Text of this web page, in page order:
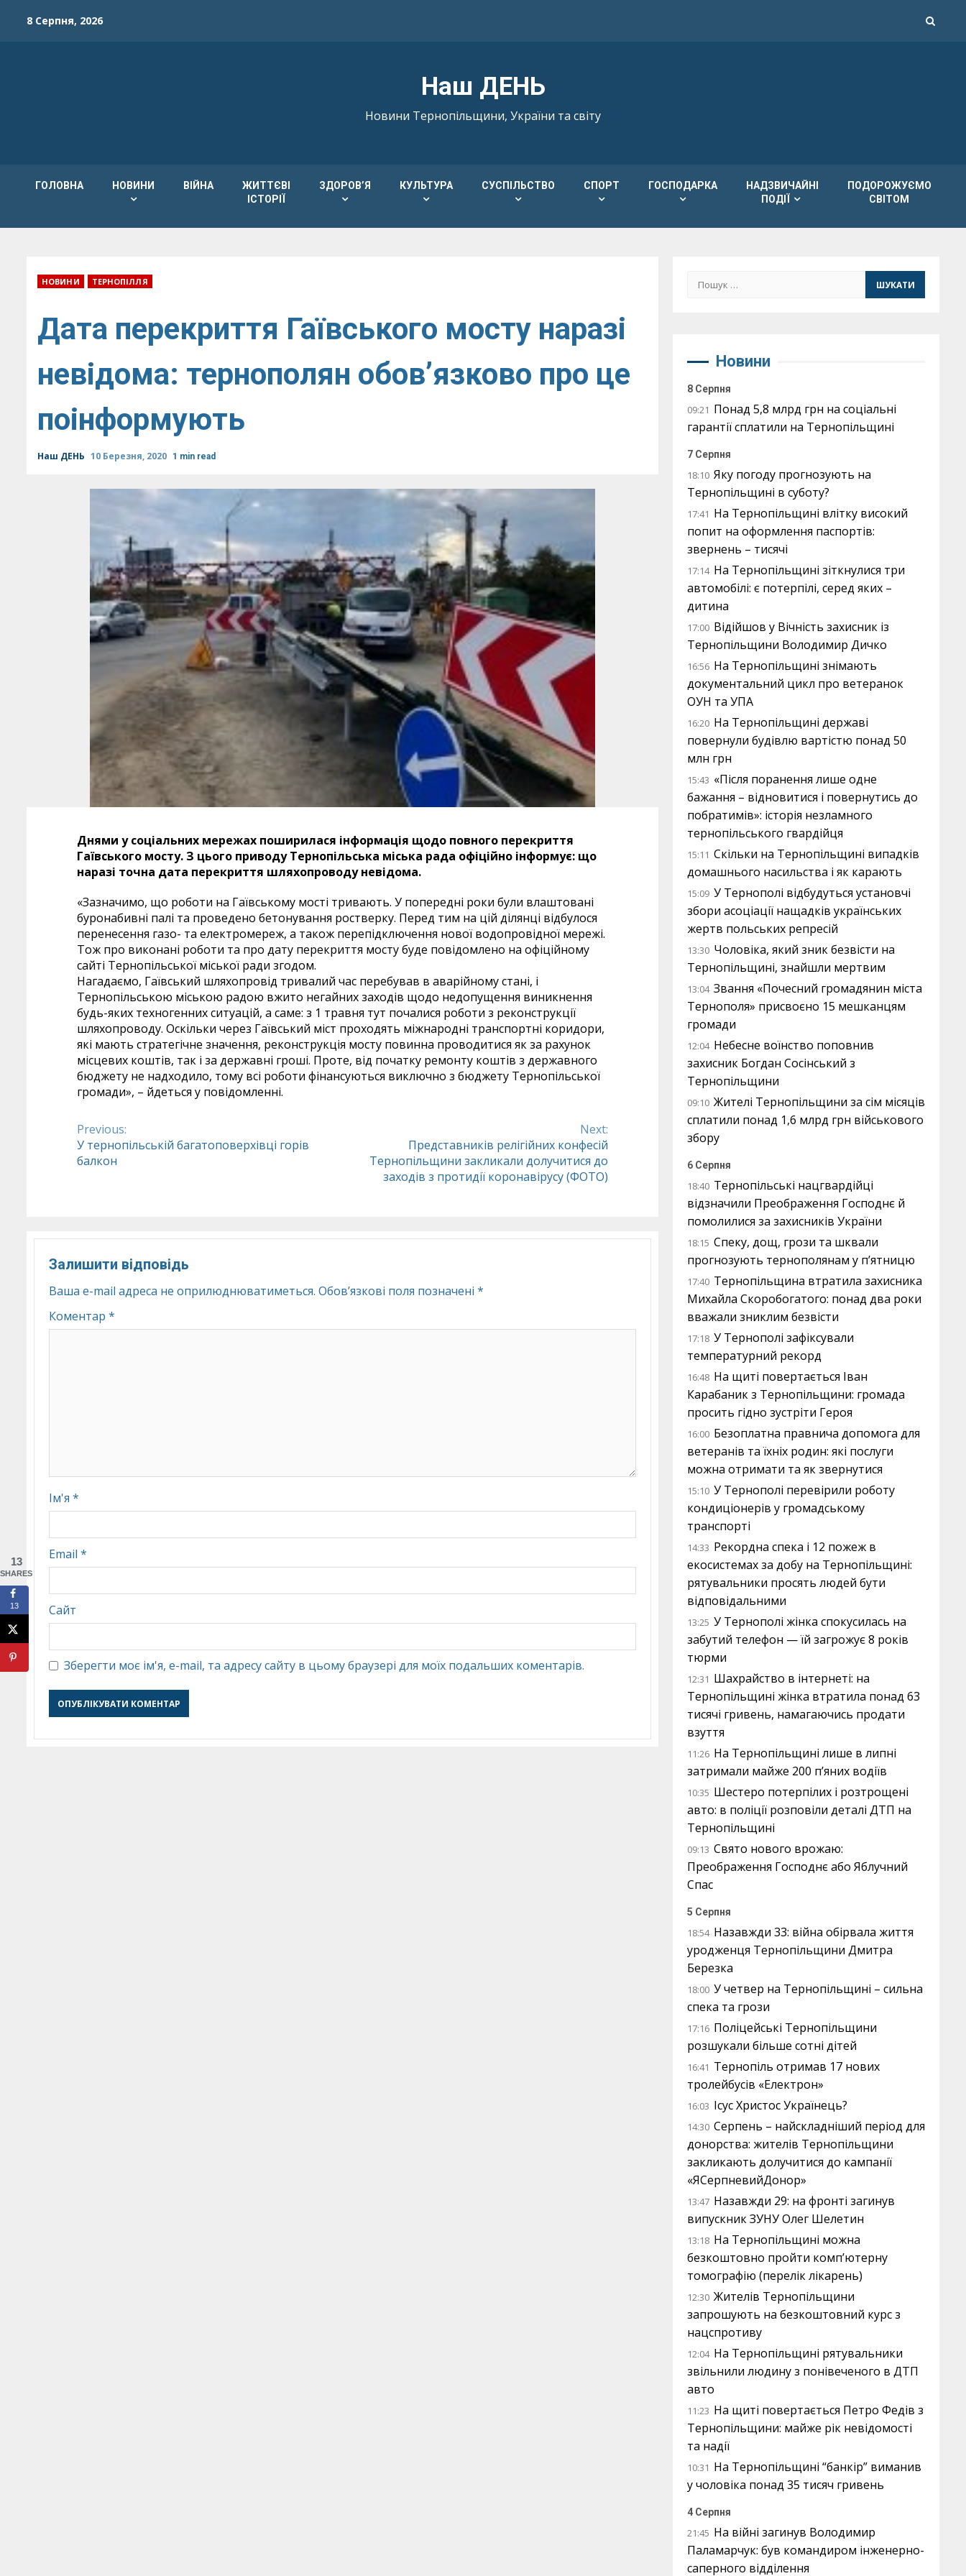
8 Серпня, 2026
Наш ДЕНЬ
Новини Тернопільщини, України та світу
ГОЛОВНА НОВИНИ ВІЙНА
ЖИТТЄВІ
ІСТОРІЇ
ЗДОРОВ’Я КУЛЬТУРА СУСПІЛЬСТВО СПОРТ ГОСПОДАРКА
НАДЗВИЧАЙНІ
ПОДІЇ
ПОДОРОЖУЄМО
СВІТОМ
НОВИНИ ТЕРНОПІЛЛЯ
Дата перекриття Гаївського мосту наразі
невідома: тернополян обов’язково про це
поінформують
Наш ДЕНЬ 10 Березня, 2020 1 min read
Днями у соціальних мережах поширилася інформація щодо повного перекриття
Гаївського мосту. З цього приводу Тернопільська міська рада офіційно інформує: що
наразі точна дата перекриття шляхопроводу невідома.
«Зазначимо, що роботи на Гаївському мості тривають. У попередні роки були влаштовані
буронабивні палі та проведено бетонування ростверку. Перед тим на цій ділянці відбулося
перенесення газо- та електромереж, а також перепідключення нової водопровідної мережі.
Тож про виконані роботи та про дату перекриття мосту буде повідомлено на офіційному
сайті Тернопільської міської ради згодом.
Нагадаємо, Гаївський шляхопровід тривалий час перебував в аварійному стані, і
Тернопільською міською радою вжито негайних заходів щодо недопущення виникнення
будь-яких техногенних ситуацій, а саме: з 1 травня тут почалися роботи з реконструкції
шляхопроводу. Оскільки через Гаївський міст проходять міжнародні транспортні коридори,
які мають стратегічне значення, реконструкція мосту повинна проводитися як за рахунок
місцевих коштів, так і за державні гроші. Проте, від початку ремонту коштів з державного
бюджету не надходило, тому всі роботи фінансуються виключно з бюджету Тернопільської
громади», – йдеться у повідомленні.
Continue
Reading
Previous:
У тернопільській багатоповерхівці горів
балкон
Next:
Представників релігійних конфесій
Тернопільщини закликали долучитися до
заходів з протидії коронавірусу (ФОТО)
Залишити відповідь
Ваша e-mail адреса не оприлюднюватиметься. Обов’язкові поля позначені *
Коментар *
Ім'я *
Email *
Сайт
Зберегти моє ім'я, e-mail, та адресу сайту в цьому браузері для моїх подальших коментарів.
Пошук:
Новини
8 Серпня
09:21 Понад 5,8 млрд грн на соціальні
гарантії сплатили на Тернопільщині
7 Серпня
18:10 Яку погоду прогнозують на
Тернопільщині в суботу?
17:41 На Тернопільщині влітку високий
попит на оформлення паспортів:
звернень – тисячі
17:14 На Тернопільщині зіткнулися три
автомобілі: є потерпілі, серед яких –
дитина
17:00 Відійшов у Вічність захисник із
Тернопільщини Володимир Дичко
16:56 На Тернопільщині знімають
документальний цикл про ветеранок
ОУН та УПА
16:20 На Тернопільщині державі
повернули будівлю вартістю понад 50
млн грн
15:43 «Після поранення лише одне
бажання – відновитися і повернутись до
побратимів»: історія незламного
тернопільського гвардійця
15:11 Скільки на Тернопільщині випадків
домашнього насильства і як карають
15:09 У Тернополі відбудуться установчі
збори асоціації нащадків українських
жертв польських репресій
13:30 Чоловіка, який зник безвісти на
Тернопільщині, знайшли мертвим
13:04 Звання «Почесний громадянин міста
Тернополя» присвоєно 15 мешканцям
громади
12:04 Небесне воїнство поповнив
захисник Богдан Сосінський з
Тернопільщини
09:10 Жителі Тернопільщини за сім місяців
сплатили понад 1,6 млрд грн військового
збору
6 Серпня
18:40 Тернопільські нацгвардійці
відзначили Преображення Господнє й
помолилися за захисників України
18:15 Спеку, дощ, грози та шквали
прогнозують тернополянам у п’ятницю
17:40 Тернопільщина втратила захисника
Михайла Скоробогатого: понад два роки
вважали зниклим безвісти
17:18 У Тернополі зафіксували
температурний рекорд
16:48 На щиті повертається Іван
Карабаник з Тернопільщини: громада
просить гідно зустріти Героя
16:00 Безоплатна правнича допомога для
ветеранів та їхніх родин: які послуги
можна отримати та як звернутися
15:10 У Тернополі перевірили роботу
кондиціонерів у громадському
транспорті
14:33 Рекордна спека і 12 пожеж в
екосистемах за добу на Тернопільщині:
рятувальники просять людей бути
відповідальними
13:25 У Тернополі жінка спокусилась на
забутий телефон — їй загрожує 8 років
тюрми
12:31 Шахрайство в інтернеті: на
Тернопільщині жінка втратила понад 63
тисячі гривень, намагаючись продати
взуття
11:26 На Тернопільщині лише в липні
затримали майже 200 п’яних водіїв
10:35 Шестеро потерпілих і розтрощені
авто: в поліції розповіли деталі ДТП на
Тернопільщині
09:13 Свято нового врожаю:
Преображення Господнє або Яблучний
Спас
5 Серпня
18:54 Назавжди 33: війна обірвала життя
уродженця Тернопільщини Дмитра
Березка
18:00 У четвер на Тернопільщині – сильна
спека та грози
17:16 Поліцейські Тернопільщини
розшукали більше сотні дітей
16:41 Тернопіль отримав 17 нових
тролейбусів «Електрон»
16:03 Ісус Христос Українець?
14:30 Серпень – найскладніший період для
донорства: жителів Тернопільщини
закликають долучитися до кампанії
«ЯСерпневийДонор»
13:47 Назавжди 29: на фронті загинув
випускник ЗУНУ Олег Шелетин
13:18 На Тернопільщині можна
безкоштовно пройти комп’ютерну
томографію (перелік лікарень)
12:30 Жителів Тернопільщини
запрошують на безкоштовний курс з
нацспротиву
12:04 На Тернопільщині рятувальники
звільнили людину з понівеченого в ДТП
авто
11:23 На щиті повертається Петро Федів з
Тернопільщини: майже рік невідомості
та надії
10:31 На Тернопільщині “банкір” виманив
у чоловіка понад 35 тисяч гривень
4 Серпня
21:45 На війні загинув Володимир
Паламарчук: був командиром інженерно-
саперного відділення
13
SHARES
13